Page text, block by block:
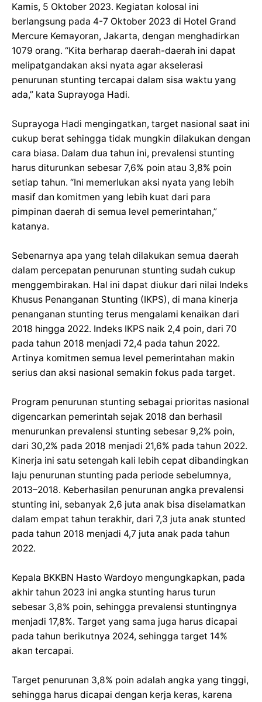
Kamis, 5 Oktober 2023. Kegiatan kolosal ini
berlangsung pada 4-7 Oktober 2023 di Hotel Grand
Mercure Kemayoran, Jakarta, dengan menghadirkan
1079 orang. “Kita berharap daerah-daerah ini dapat
melipatgandakan aksi nyata agar akselerasi
penurunan stunting tercapai dalam sisa waktu yang
ada,” kata Suprayoga Hadi.
Suprayoga Hadi mengingatkan, target nasional saat ini
cukup berat sehingga tidak mungkin dilakukan dengan
cara biasa. Dalam dua tahun ini, prevalensi stunting
harus diturunkan sebesar 7,6% poin atau 3,8% poin
setiap tahun. “Ini memerlukan aksi nyata yang lebih
masif dan komitmen yang lebih kuat dari para
pimpinan daerah di semua level pemerintahan,”
katanya.
Sebenarnya apa yang telah dilakukan semua daerah
dalam percepatan penurunan stunting sudah cukup
menggembirakan. Hal ini dapat diukur dari nilai Indeks
Khusus Penanganan Stunting (IKPS), di mana kinerja
penanganan stunting terus mengalami kenaikan dari
2018 hingga 2022. Indeks IKPS naik 2,4 poin, dari 70
pada tahun 2018 menjadi 72,4 pada tahun 2022.
Artinya komitmen semua level pemerintahan makin
serius dan aksi nasional semakin fokus pada target.
Program penurunan stunting sebagai prioritas nasional
digencarkan pemerintah sejak 2018 dan berhasil
menurunkan prevalensi stunting sebesar 9,2% poin,
dari 30,2% pada 2018 menjadi 21,6% pada tahun 2022.
Kinerja ini satu setengah kali lebih cepat dibandingkan
laju penurunan stunting pada periode sebelumnya,
2013–2018. Keberhasilan penurunan angka prevalensi
stunting ini, sebanyak 2,6 juta anak bisa diselamatkan
dalam empat tahun terakhir, dari 7,3 juta anak stunted
pada tahun 2018 menjadi 4,7 juta anak pada tahun
2022.
Kepala BKKBN Hasto Wardoyo mengungkapkan, pada
akhir tahun 2023 ini angka stunting harus turun
sebesar 3,8% poin, sehingga prevalensi stuntingnya
menjadi 17,8%. Target yang sama juga harus dicapai
pada tahun berikutnya 2024, sehingga target 14%
akan tercapai.
Target penurunan 3,8% poin adalah angka yang tinggi,
sehingga harus dicapai dengan kerja keras, karena